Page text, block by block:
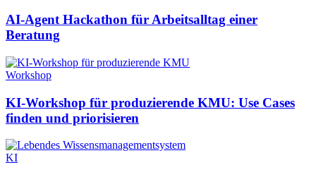
AI-Agent Hackathon für Arbeitsalltag einer
Beratung
Workshop
KI-Workshop für produzierende KMU: Use Cases
finden und priorisieren
KI